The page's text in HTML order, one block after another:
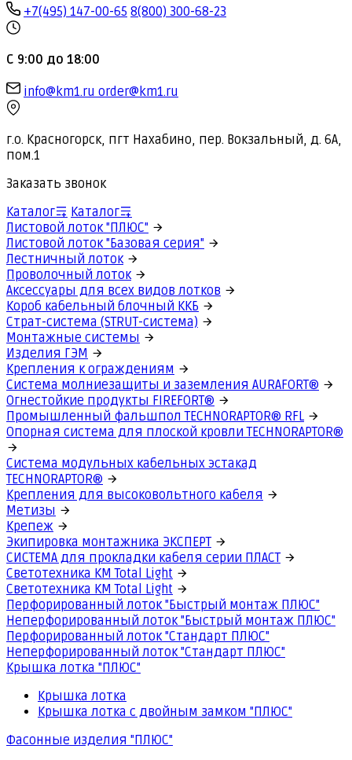
+7(495) 147-00-65 8(800) 300-68-23
С 9:00 до 18:00
info@km1.ru order@km1.ru
г.о. Красногорск, пгт Нахабино, пер. Вокзальный, д. 6А,
пом.1
Заказать звонок
Каталог
Каталог
Листовой лоток "ПЛЮС"
Листовой лоток "Базовая серия"
Лестничный лоток
Проволочный лоток
Аксессуары для всех видов лотков
Короб кабельный блочный ККБ
Страт-система (STRUT-система)
Монтажные системы
Изделия ГЭМ
Крепления к ограждениям
Система молниезащиты и заземления AURAFORT®
Огнестойкие продукты FIREFORT®
Промышленный фальшпол TECHNORAPTOR® RFL
Опорная система для плоской кровли TECHNORAPTOR®
Система модульных кабельных эстакад
TECHNORAPTOR®
Крепления для высоковольтного кабеля
Метизы
Крепеж
Экипировка монтажника ЭКСПЕРТ
СИСТЕМА для прокладки кабеля серии ПЛАСТ
Светотехника КМ Total Light
Светотехника КМ Total Light
Перфорированный лоток "Быстрый монтаж ПЛЮС"
Неперфорированный лоток "Быстрый монтаж ПЛЮС"
Перфорированный лоток "Стандарт ПЛЮС"
Неперфорированный лоток "Стандарт ПЛЮС"
Крышка лотка "ПЛЮС"
Крышка лотка
Крышка лотка с двойным замком "ПЛЮС"
Фасонные изделия "ПЛЮС"